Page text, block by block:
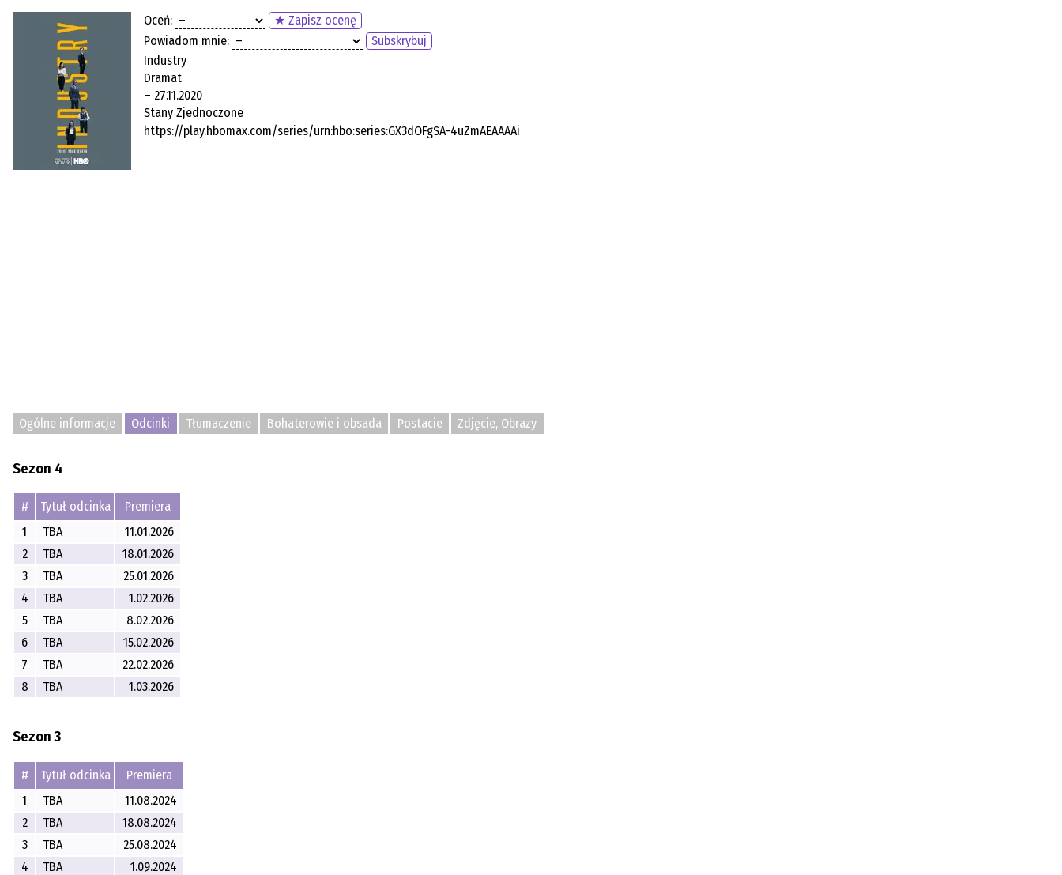
Oceń:
★ Zapisz ocenę
Powiadom mnie:
Subskrybuj
Industry
Dramat
– 27.11.2020
Stany Zjednoczone
https://play.hbomax.com/series/urn:hbo:series:GX3dOFgSA-4uZmAEAAAAi
Ogólne informacje Odcinki Tłumaczenie Bohaterowie i obsada Postacie Zdjęcie, Obrazy
Sezon 4
# Tytuł odcinka
Premiera
1
TBA
11.01.2026
2
TBA
18.01.2026
3
TBA
25.01.2026
4
TBA
1.02.2026
5
TBA
8.02.2026
6
TBA
15.02.2026
7
TBA
22.02.2026
8
TBA 1.03.2026
Sezon 3
# Tytuł odcinka
Premiera
1
TBA
11.08.2024
2
TBA
18.08.2024
3
TBA
25.08.2024
4
TBA
1.09.2024